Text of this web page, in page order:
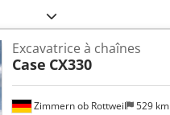
Zimmern ob Rottweil 529 km
Excavatrice à chaînes
Case CX330